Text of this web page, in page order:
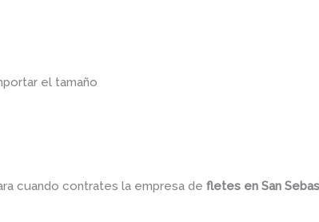
el tamaño
cuando contrates la empresa de fletes en San